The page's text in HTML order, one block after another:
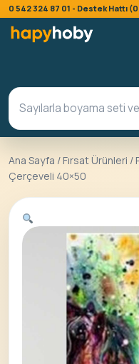
0 542 324 87 01 - Destek Hattı
Ana Sayfa / Fırsat Ürünleri /
Çerçeveli 40×50